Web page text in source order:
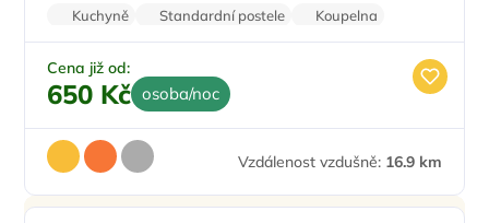
Kuchyně Standardní postele
Koupelna
Rodinné pokoje
Parkování zdarma
Cena již od:
650 Kč osoba/noc
Vzdálenost vzdušně: 16.9 km